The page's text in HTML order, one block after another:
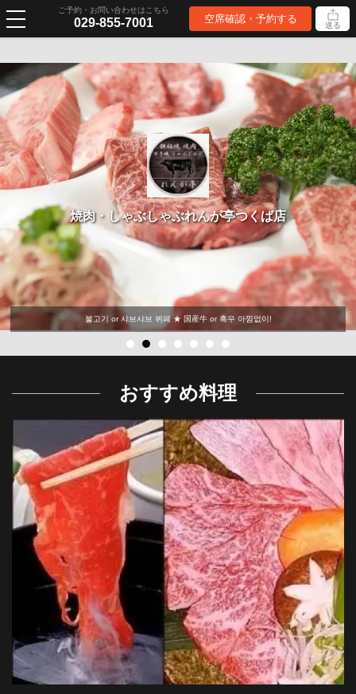
ご予約・お問い合わせはこちら
029-855-7001 空席確認・予約する 送る
焼肉・しゃぶしゃぶれんが亭つくば店
불고기 or 샤브샤브 뷔페 ★ 国産牛 or 흑우 아낌없이!
おすすめ料理